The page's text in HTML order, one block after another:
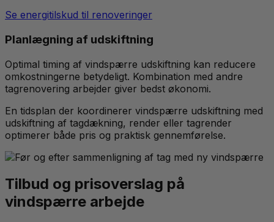
Se energitilskud til renoveringer
Planlægning af udskiftning
Optimal timing af vindspærre udskiftning kan reducere
omkostningerne betydeligt. Kombination med andre
tagrenovering arbejder giver bedst økonomi.
En tidsplan der koordinerer vindspærre udskiftning med
udskiftning af tagdækning, render eller tagrender
optimerer både pris og praktisk gennemførelse.
Tilbud og prisoverslag på
vindspærre arbejde